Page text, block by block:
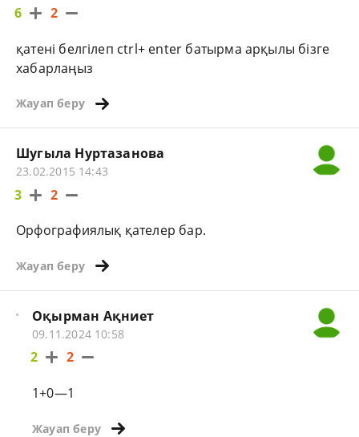
6 2
қатені белгілеп ctrl+ enter батырма арқылы бізге
хабарлаңыз
Жауап беру
Шугыла Нуртазанова
23.02.2015 14:43
3 2
Орфографиялық қателер бар.
Жауап беру
Оқырман Ақниет
09.11.2024 10:58
2 2
1+0—1
Жауап беру